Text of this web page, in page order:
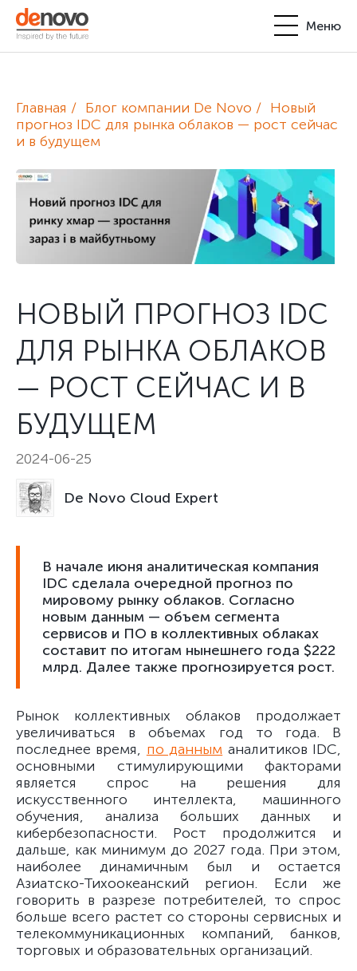
Меню
De Novo
Блог
Контакты
+380-44-200-93-39
Главная Блог компании De Novo
Новый
прогноз IDC для рынка облаков — рост сейчас
и в будущем
НОВЫЙ ПРОГНОЗ IDC
ДЛЯ РЫНКА ОБЛАКОВ
— РОСТ СЕЙЧАС И В
БУДУЩЕМ
2024-06-25
De Novo Cloud Expert
В начале июня аналитическая компания
IDC сделала очередной прогноз по
мировому рынку облаков. Согласно
новым данным — объем сегмента
сервисов и ПО в коллективных облаках
составит по итогам нынешнего года $222
млрд. Далее также прогнозируется рост.
Рынок коллективных облаков продолжает
увеличиваться в объемах год то года. В
последнее время, по данным аналитиков IDC,
основными стимулирующими факторами
является спрос на решения для
искусственного интеллекта, машинного
обучения, анализа больших данных и
кибербезопасности. Рост продолжится и
дальше, как минимум до 2027 года. При этом,
наиболее динамичным был и остается
Азиатско-Тихоокеанский регион. Если же
говорить в разрезе потребителей, то спрос
больше всего растет со стороны сервисных и
телекоммуникационных компаний, банков,
торговых и образовательных организаций.